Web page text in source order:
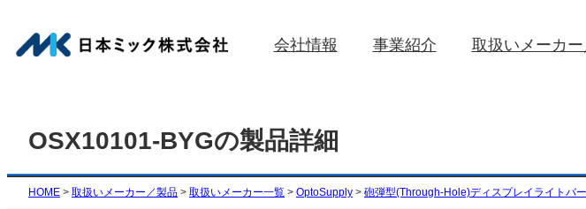
を
会社情報 事業紹介 取扱いメーカ
OSX10101-BYGの製品詳細
HOME > 取扱いメーカー／製品 > 取扱いメーカー一覧 > OptoSupply > 砲弾型(Through-Hole)ディスプレイライトバ